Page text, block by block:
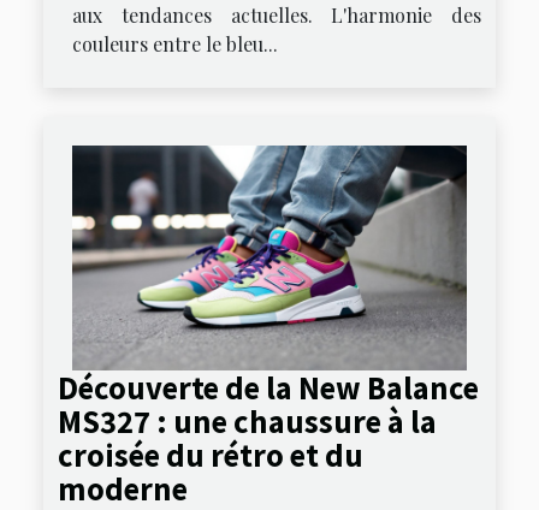
aux tendances actuelles. L'harmonie des
couleurs entre le bleu...
Découverte de la New Balance
MS327 : une chaussure à la
croisée du rétro et du
moderne